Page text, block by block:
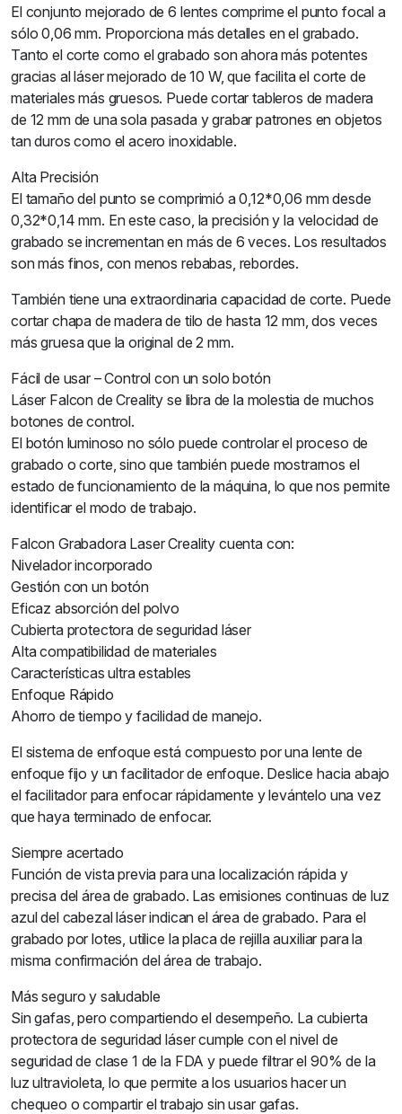
El conjunto mejorado de 6 lentes comprime el punto focal a
sólo 0,06 mm. Proporciona más detalles en el grabado.
Tanto el corte como el grabado son ahora más potentes
gracias al láser mejorado de 10 W, que facilita el corte de
materiales más gruesos. Puede cortar tableros de madera
de 12 mm de una sola pasada y grabar patrones en objetos
tan duros como el acero inoxidable.
Alta Precisión
El tamaño del punto se comprimió a 0,12*0,06 mm desde
0,32*0,14 mm. En este caso, la precisión y la velocidad de
grabado se incrementan en más de 6 veces. Los resultados
son más finos, con menos rebabas, rebordes.
También tiene una extraordinaria capacidad de corte. Puede
cortar chapa de madera de tilo de hasta 12 mm, dos veces
más gruesa que la original de 2 mm.
Fácil de usar – Control con un solo botón
Láser Falcon de Creality se libra de la molestia de muchos
botones de control.
El botón luminoso no sólo puede controlar el proceso de
grabado o corte, sino que también puede mostrarnos el
estado de funcionamiento de la máquina, lo que nos permite
identificar el modo de trabajo.
Falcon Grabadora Laser Creality cuenta con:
Nivelador incorporado
Gestión con un botón
Eficaz absorción del polvo
Cubierta protectora de seguridad láser
Alta compatibilidad de materiales
Características ultra estables
Enfoque Rápido
Ahorro de tiempo y facilidad de manejo.
El sistema de enfoque está compuesto por una lente de
enfoque fijo y un facilitador de enfoque. Deslice hacia abajo
el facilitador para enfocar rápidamente y levántelo una vez
que haya terminado de enfocar.
Siempre acertado
Función de vista previa para una localización rápida y
precisa del área de grabado. Las emisiones continuas de luz
azul del cabezal láser indican el área de grabado. Para el
grabado por lotes, utilice la placa de rejilla auxiliar para la
misma confirmación del área de trabajo.
Más seguro y saludable
Sin gafas, pero compartiendo el desempeño. La cubierta
protectora de seguridad láser cumple con el nivel de
seguridad de clase 1 de la FDA y puede filtrar el 90% de la
luz ultravioleta, lo que permite a los usuarios hacer un
chequeo o compartir el trabajo sin usar gafas.